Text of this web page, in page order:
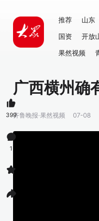
推荐 山东
国资
开放
果然视频
广西横州确
齐鲁晚报·果然视频 07-08
399
1